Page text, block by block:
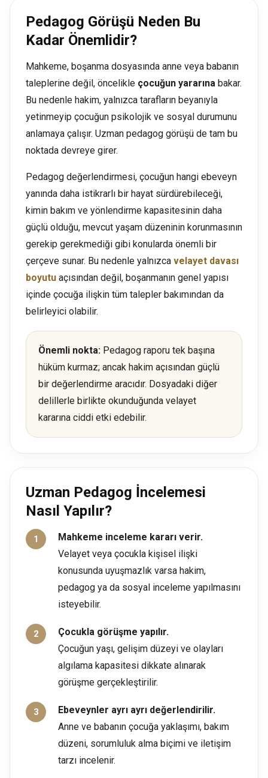
Pedagog Görüşü Neden Bu
Kadar Önemlidir?
Mahkeme, boşanma dosyasında anne veya babanın
taleplerine değil, öncelikle çocuğun yararına bakar.
Bu nedenle hakim, yalnızca tarafların beyanıyla
yetinmeyip çocuğun psikolojik ve sosyal durumunu
anlamaya çalışır. Uzman pedagog görüşü de tam bu
noktada devreye girer.
Pedagog değerlendirmesi, çocuğun hangi ebeveyn
yanında daha istikrarlı bir hayat sürdürebileceği,
kimin bakım ve yönlendirme kapasitesinin daha
güçlü olduğu, mevcut yaşam düzeninin korunmasının
gerekip gerekmediği gibi konularda önemli bir
çerçeve sunar. Bu nedenle yalnızca velayet davası
boyutu açısından değil, boşanmanın genel yapısı
içinde çocuğa ilişkin tüm talepler bakımından da
belirleyici olabilir.
Önemli nokta: Pedagog raporu tek başına
hüküm kurmaz; ancak hakim açısından güçlü
bir değerlendirme aracıdır. Dosyadaki diğer
delillerle birlikte okunduğunda velayet
kararına ciddi etki edebilir.
Uzman Pedagog İncelemesi
Nasıl Yapılır?
Mahkeme inceleme kararı verir.
Velayet veya çocukla kişisel ilişki
konusunda uyuşmazlık varsa hakim,
pedagog ya da sosyal inceleme yapılmasını
isteyebilir.
Çocukla görüşme yapılır.
Çocuğun yaşı, gelişim düzeyi ve olayları
algılama kapasitesi dikkate alınarak
görüşme gerçekleştirilir.
Ebeveynler ayrı ayrı değerlendirilir.
Anne ve babanın çocuğa yaklaşımı, bakım
düzeni, sorumluluk alma biçimi ve iletişim
tarzı incelenir.